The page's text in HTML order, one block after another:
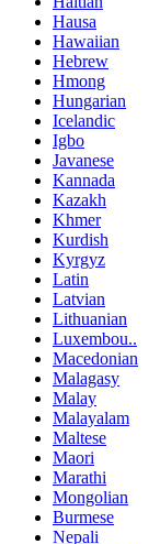
Hausa
Hawaiian
Hebrew
Hmong
Hungarian
Icelandic
Igbo
Javanese
Kannada
Kazakh
Khmer
Kurdish
Kyrgyz
Latin
Latvian
Lithuanian
Luxembou..
Macedonian
Malagasy
Malay
Malayalam
Maltese
Maori
Marathi
Mongolian
Burmese
Nepali